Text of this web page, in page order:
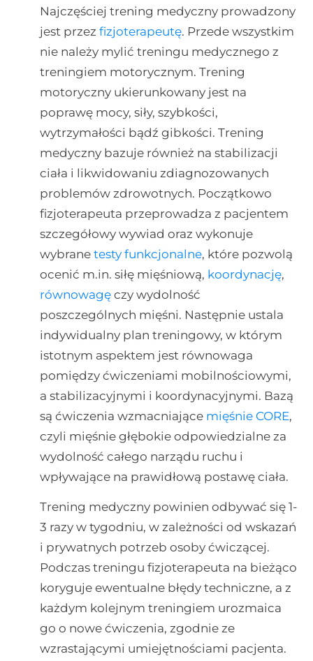
Najczęściej trening medyczny prowadzony
jest przez fizjoterapeutę. Przede wszystkim
nie należy mylić treningu medycznego z
treningiem motorycznym. Trening
motoryczny ukierunkowany jest na
poprawę mocy, siły, szybkości,
wytrzymałości bądź gibkości. Trening
medyczny bazuje również na stabilizacji
ciała i likwidowaniu zdiagnozowanych
problemów zdrowotnych. Początkowo
fizjoterapeuta przeprowadza z pacjentem
szczegółowy wywiad oraz wykonuje
wybrane testy funkcjonalne, które pozwolą
ocenić m.in. siłę mięśniową, koordynację,
równowagęczy wydolność
poszczególnych mięśni. Następnie ustala
indywidualny plan treningowy, w którym
istotnym aspektem jest równowaga
pomiędzy ćwiczeniami mobilnościowymi,
a stabilizacyjnymi i koordynacyjnymi. Bazą
są ćwiczenia wzmacniające mięśnie CORE,
czyli mięśnie głębokie odpowiedzialne za
wydolność całego narządu ruchu i
wpływające na prawidłową postawę ciała.
Trening medyczny powinien odbywać się 1-
3 razy w tygodniu, w zależności od wskazań
i prywatnych potrzeb osoby ćwiczącej.
Podczas treningu fizjoterapeuta na bieżąco
koryguje ewentualne błędy techniczne, a z
każdym kolejnym treningiem urozmaica
go o nowe ćwiczenia, zgodnie ze
wzrastającymi umiejętnościami pacjenta.